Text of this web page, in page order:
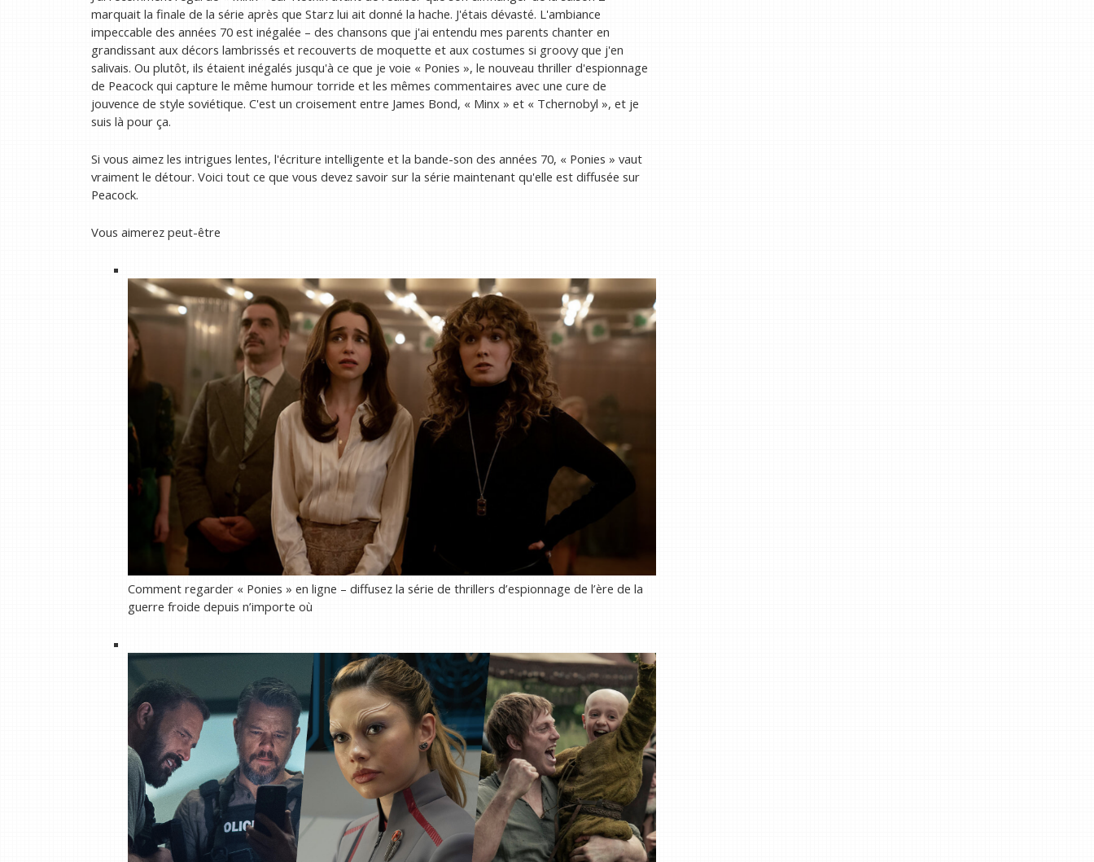
marquait la finale de la série après que Starz lui ait donné la hache. J'étais dévasté. L'ambiance
impeccable des années 70 est inégalée – des chansons que j'ai entendu mes parents chanter en
grandissant aux décors lambrissés et recouverts de moquette et aux costumes si groovy que j'en
salivais. Ou plutôt, ils étaient inégalés jusqu'à ce que je voie « Ponies », le nouveau thriller d'espionnage
de Peacock qui capture le même humour torride et les mêmes commentaires avec une cure de
jouvence de style soviétique. C'est un croisement entre James Bond, « Minx » et « Tchernobyl », et je
suis là pour ça.
Si vous aimez les intrigues lentes, l'écriture intelligente et la bande-son des années 70, « Ponies » vaut
vraiment le détour. Voici tout ce que vous devez savoir sur la série maintenant qu'elle est diffusée sur
Peacock.
Vous aimerez peut-être
Comment regarder « Ponies » en ligne – diffusez la série de thrillers d’espionnage de l’ère de la
guerre froide depuis n’importe où